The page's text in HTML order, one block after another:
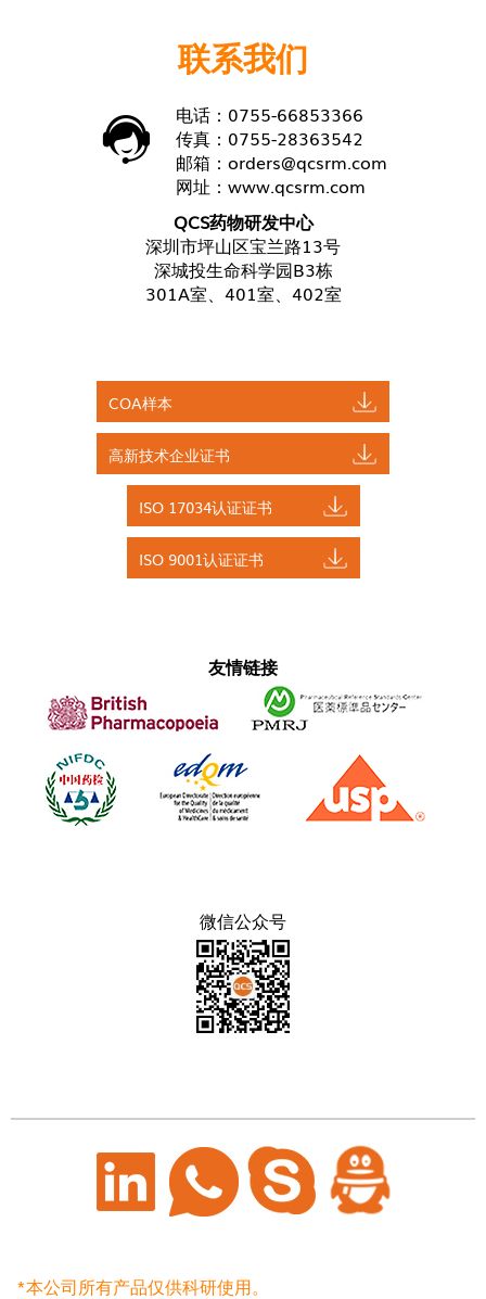
联系我们
电话：0755-66853366
传真：0755-28363542
邮箱： orders@qcsrm.com
网址： www.qcsrm.com
QCS药物研发中心
深圳市坪山区宝兰路13号
深城投生命科学园B3栋
301A室、401室、402室
COA样本
高新技术企业证书
ISO 17034认证证书
ISO 9001认证证书
友情链接
微信公众号
*本公司所有产品仅供科研使用。